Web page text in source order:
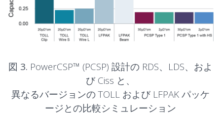
図 3. PowerCSP™ (PCSP) 設計の RDS、LDS、およ
び Ciss と、
異なるバージョンの TOLL および LFPAK パッケ
ージとの比較シミュレーション